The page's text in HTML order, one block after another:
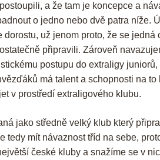
a že tam je koncepce a
o jedno nebo dvě patra níže.
už jenom proto, že se
připravili. Zároveň
postupu do extraligy
má talent a schopnosti na
v prostředí extraligového klubu.
jako středně velký klub který
tedy mít návaznost tříd na sebe,
české kluby a snažíme se v